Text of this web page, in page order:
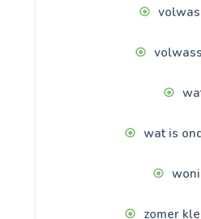
wat is
zomer